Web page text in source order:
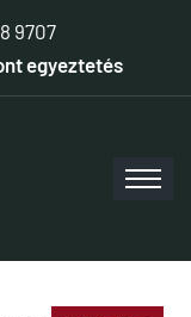
9707
egyeztetés